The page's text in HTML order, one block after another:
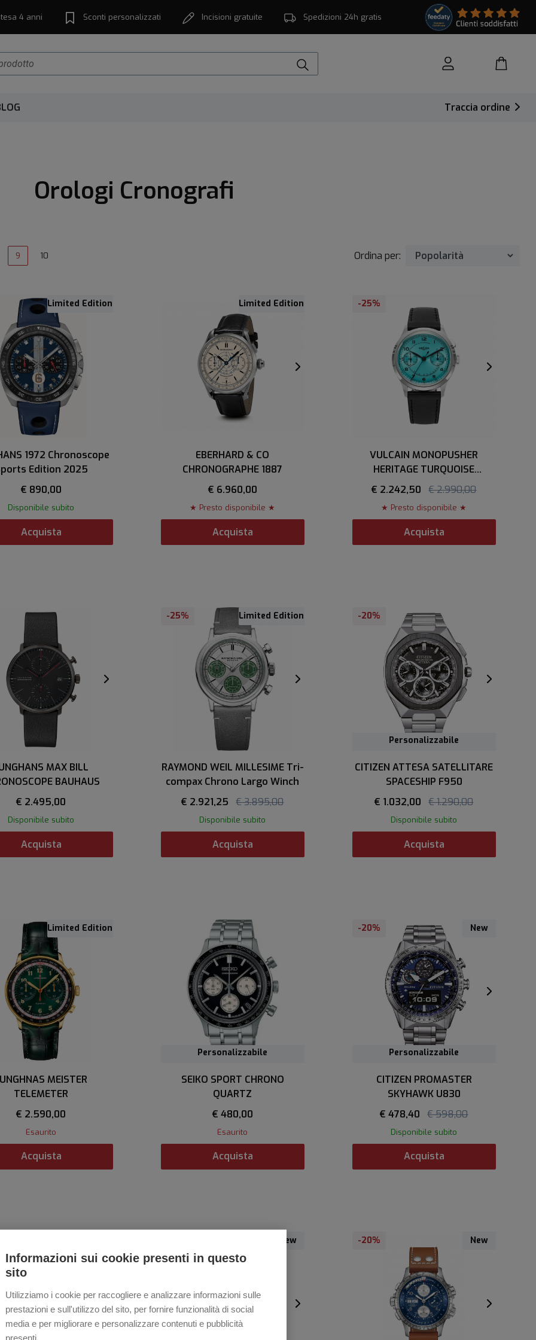
Informazioni sui cookie presenti in questo
sito
Utilizziamo i cookie per raccogliere e analizzare informazioni sulle
prestazioni e sull'utilizzo del sito, per fornire funzionalità di social
media e per migliorare e personalizzare contenuti e pubblicità
presenti.
4 anni Sconti personalizzati Incisioni gratuite Spedizioni 24h gratis
Traccia ordine
Orologi Cronografi
9 10 Ordina per:
Limited Edition
1972 Chronoscope
Edition 2025
€ 890,00
Disponibile subito
Acquista
Limited Edition
EBERHARD & CO
CHRONOGRAPHE 1887
€ 6.960,00
★ Presto disponibile ★
Acquista
-25%
VULCAIN MONOPUSHER
HERITAGE TURQUOISE
650167A38.BAC201
€ 2.242,50 € 2.990,00
★ Presto disponibile ★
Acquista
MAX BILL
BAUHAUS
€ 2.495,00
Disponibile subito
Acquista
-25% Limited Edition
RAYMOND WEIL MILLESIME Tri-
compax Chrono Largo Winch
€ 2.921,25
€ 3.895,00
Disponibile subito
Acquista
-20%
Personalizzabile
CITIZEN ATTESA SATELLITARE
SPACESHIP F950
€ 1.032,00
€ 1.290,00
Disponibile subito
Acquista
Limited Edition
MEISTER
TELEMETER
€ 2.590,00
Esaurito
Acquista
Personalizzabile
SEIKO SPORT CHRONO
QUARTZ
€ 480,00
Esaurito
Acquista
-20%
Personalizzabile
New
CITIZEN PROMASTER
SKYHAWK U830
€ 478,40
€ 598,00
Disponibile subito
Acquista
Limited Edition
New -20% New